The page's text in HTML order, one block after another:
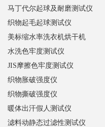
马丁代尔起球及耐磨测试仪
织物起毛起球测试仪
美标缩水率洗衣机烘干机
水洗色牢度测试仪
JIS摩擦色牢度测试仪
织物胀破强度仪
织物撕破强度仪
暖体出汗假人测试仪
滤料动静态过滤性测试仪